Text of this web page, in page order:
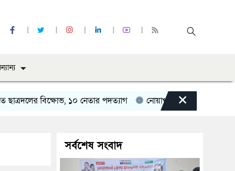
বিক্ষোভ, ১০ নেতার পদত্যাগ নোয়াখালীতে মাইক বাজিয়ে
×
সর্বশেষ সংবাদ